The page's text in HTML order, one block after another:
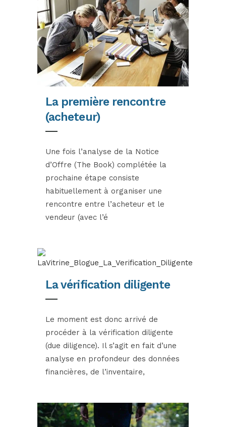
La première rencontre
(acheteur)
Une fois l’analyse de la Notice
d’Offre (The Book) complétée la
prochaine étape consiste
habituellement à organiser une
rencontre entre l’acheteur et le
vendeur (avec l’é
La vérification diligente
Le moment est donc arrivé de
procéder à la vérification diligente
(due diligence). Il s’agit en fait d’une
analyse en profondeur des données
financières, de l’inventaire,